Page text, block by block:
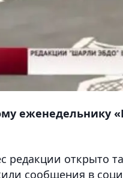
еженедельнику
редакции открыто
сообщения в